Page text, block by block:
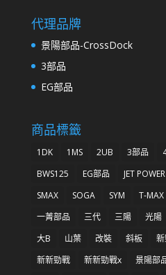
代理品牌
景陽部品-CrossDock
3部品
EG部品
商品標籤
1DK 1MS 2UB 3部品
BWS125
EG部品 JET POWER
SMAX
SOGA SYM T-MAX
一菁部品
三代 三陽 光陽
大B
山葉 改裝 斜板
新新勁戰
新新勁戰x 景陽部